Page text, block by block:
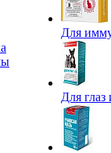
Для
Для